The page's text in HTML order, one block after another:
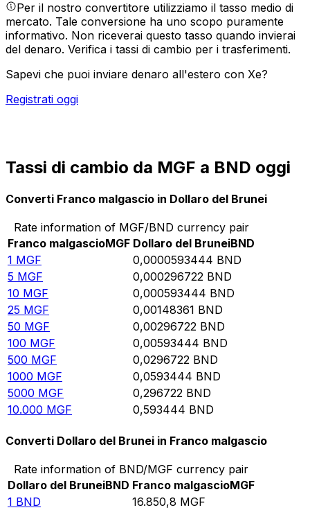
Per il nostro convertitore utilizziamo il tasso medio di
mercato. Tale conversione ha uno scopo puramente
informativo. Non riceverai questo tasso quando invierai
del denaro. Verifica i tassi di cambio per i trasferimenti.
Sapevi che puoi inviare denaro all'estero con Xe?
Registrati oggi
Tassi di cambio da MGF a BND oggi
Converti Franco malgascio in Dollaro del Brunei
Rate information of MGF/BND currency pair
Franco malgascioMGF Dollaro del BruneiBND
1 MGF 0,0000593444 BND
5 MGF 0,000296722 BND
10 MGF 0,000593444 BND
25 MGF 0,00148361 BND
50 MGF 0,00296722 BND
100 MGF 0,00593444 BND
500 MGF 0,0296722 BND
1000 MGF 0,0593444 BND
5000 MGF 0,296722 BND
10.000 MGF 0,593444 BND
Converti Dollaro del Brunei in Franco malgascio
Rate information of BND/MGF currency pair
Dollaro del BruneiBND Franco malgascioMGF
1 BND 16.850,8 MGF